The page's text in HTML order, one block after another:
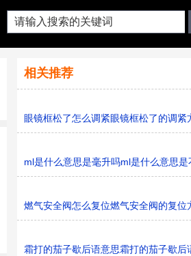
相关推荐
眼镜框松了怎么调紧眼镜框松了的调紧
ml是什么意思是毫升吗ml是什么意思是
燃气安全阀怎么复位燃气安全阀的复位
霜打的茄子歇后语意思霜打的茄子歇后